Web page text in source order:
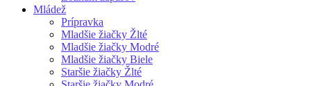
Mládež
Prípravka
Mladšie žiačky Žlté
Mladšie žiačky Modré
Mladšie žiačky Biele
Staršie žiačky Žlté